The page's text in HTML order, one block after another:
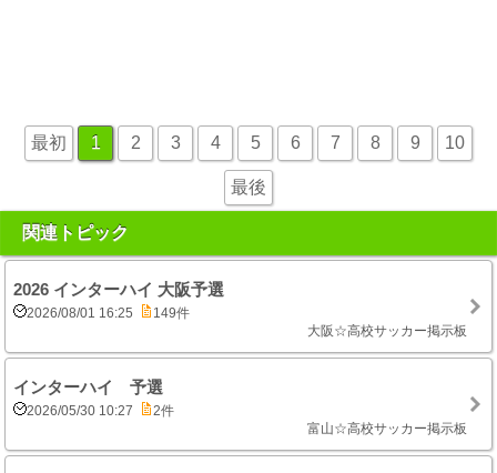
最初 1 2 3 4 5 6 7 8 9 10
最後
関連トピック
2026 インターハイ 大阪予選
2026/08/01 16:25
149件
大阪☆高校サッカー掲示板
インターハイ 予選
2026/05/30 10:27
2件
富山☆高校サッカー掲示板